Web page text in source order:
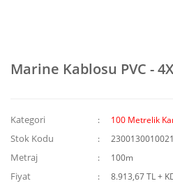
Marine Kablosu PVC -
Kategori 100 Metrelik
Stok Kodu 2300130010021
Metraj 100m
Fiyat 8.913,67 TL +